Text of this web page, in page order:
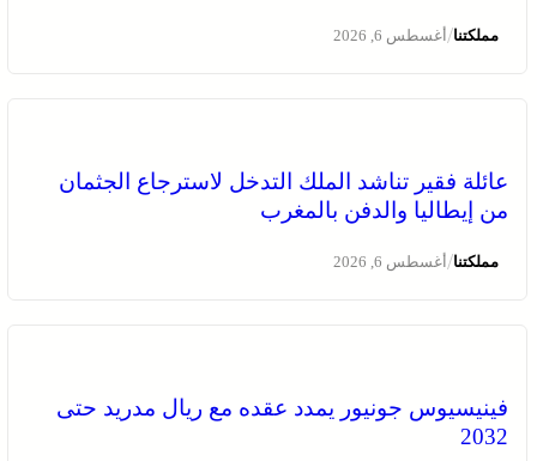
مملكتنا/أغسطس 6, 2026
عائلة فقير تناشد الملك التدخل لاسترجاع الجثمان
من إيطاليا والدفن بالمغرب
مملكتنا/أغسطس 6, 2026
فينيسيوس جونيور يمدد عقده مع ريال مدريد حتى
2032